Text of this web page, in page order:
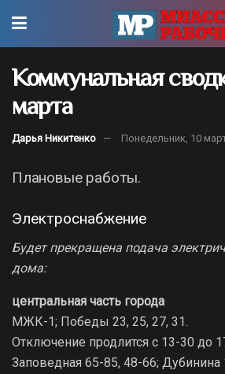
Коммунальная
марта
Дарья Никитенко Понедельник, 10
Плановые работы.
Электроснабжение
Будет прекращена подача
дома:
центральная часть города
МЖК-1; Победы 23, 25, 27, 31.
Отключение продлится с 13-30 до
Заповедная 65-85, 48-66; Дубинина